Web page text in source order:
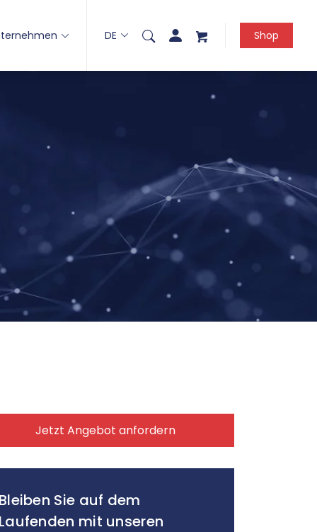
DE Shop
Jetzt Angebot anfordern
Sie auf dem
mit unseren